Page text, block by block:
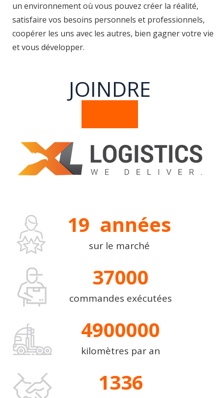
un environnement où vous pouvez créer la réalité,
satisfaire vos besoins personnels et professionnels,
coopérer les uns avec les autres, bien gagner votre vie
et vous développer.
JOINDRE
sur le marché
19
  années
commandes exécutées
37000
kilomètres par an
4900000
1336